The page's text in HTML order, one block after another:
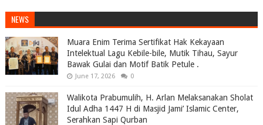
NEWS
Muara Enim Terima Sertifikat Hak Kekayaan
Intelektual Lagu Kebile-bile, Mutik Tihau, Sayur
Bawak Gulai dan Motif Batik Petule .
June 17, 2026 0
Walikota Prabumulih, H. Arlan Melaksanakan Sholat
Idul Adha 1447 H di Masjid Jami’ Islamic Center,
Serahkan Sapi Qurban